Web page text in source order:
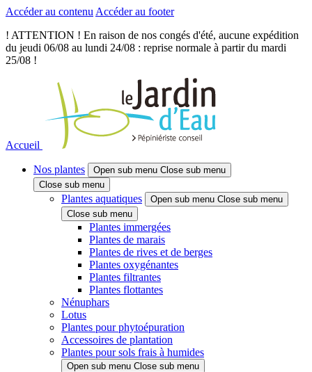
Accéder au contenu Accéder au footer
! ATTENTION ! En raison de nos congés d'été, aucune expédition
du jeudi 06/08 au lundi 24/08 : reprise normale à partir du mardi
25/08 !
Accueil
Nos plantes Open sub menu Close sub menu
Close sub menu
Plantes aquatiques Open sub menu Close sub menu
Close sub menu
Plantes immergées
Plantes de marais
Plantes de rives et de berges
Plantes oxygénantes
Plantes filtrantes
Plantes flottantes
Nénuphars
Lotus
Plantes pour phytoépuration
Accessoires de plantation
Plantes pour sols frais à humides
Open sub menu Close sub menu